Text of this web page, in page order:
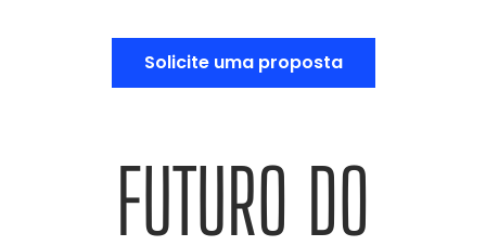
Solicite uma proposta
FUTURO DO